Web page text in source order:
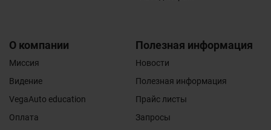
О компании
Миссия
Видение
VegaAuto education
Оплата
Полезная информация
Новости
Полезная информация
Прайс листы
Запросы